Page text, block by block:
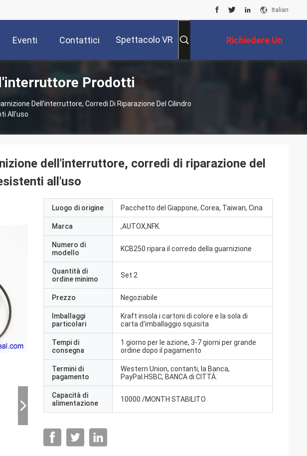
Italian
Eventi Contattici Spettacolo VR Richiedere Un
Preventivo
Prodotti
Dell'interruttore, Corredi Di Riparazione Del Cilindro
All'uso
dell'interruttore, corredi di riparazione del
all'uso
Luogo di origine Pacchetto del Giappone, Corea, Taiwan, Cina
Marca ,AUTOX,NFK.
Numero di
modello
KCB250 ripara il corredo della guarnizione
Quantità di
ordine minimo
Set 2
Prezzo Negoziabile
Imballaggi
particolari
Kraft insola i cartoni di colore e la sola di
carta d'imballaggio squisita
Tempi di
consegna
1 giorno per le azione, 3-7 giorni per grande
ordine dopo il pagamento
Termini di
pagamento
Western Union, contanti, la Banca,
PayPal.HSBC, BANCA di CITTÀ.
Capacità di
alimentazione
10000 /MONTH STABILITO